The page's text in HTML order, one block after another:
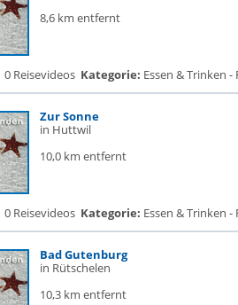
8,6 km entfernt
0 Reisevideos Kategorie: Essen & Trinken
Zur Sonne
in Huttwil
10,0 km entfernt
0 Reisevideos Kategorie: Essen & Trinken
Bad Gutenburg
in Rütschelen
10,3 km entfernt